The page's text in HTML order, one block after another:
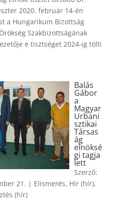
2020. február 14-én
a Hungarikum Bizottság
Szakbizottságának
e tisztséget 2024-ig tölti
Balás
Gábor
a
Magyar
Urbani
sztikai
Társas
ág
elnöksé
gi tagja
lett
Szerző:
21. | Elismerés, Hír (hír),
(hír)